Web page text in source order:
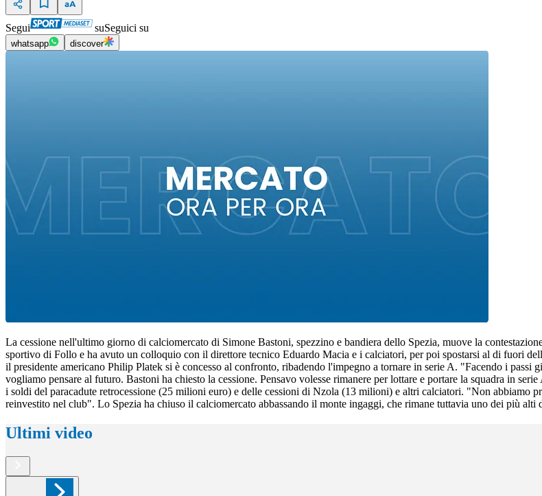
Segui suSeguici su
whatsapp discover
La cessione nell'ultimo giorno di calciomercato di Simone Bastoni, spezzino e bandiera dello Spezia, muove la
sportivo di Follo e ha avuto un colloquio con il direttore tecnico Eduardo Macia e i calciatori, per poi spostarsi al di fuori
il presidente americano Philip Platek si è concesso al confronto, ribadendo l'impegno a tornare in serie A. "Facendo i passi
vogliamo pensare al futuro. Bastoni ha chiesto la cessione. Pensavo volesse rimanere per lottare e portare la squadra in
i soldi del paracadute retrocessione (25 milioni euro) e delle cessioni di Nzola (13 milioni) e altri calciatori. "Non abbiamo
reinvestito nel club". Lo Spezia ha chiuso il calciomercato abbassando il monte ingaggi, che rimane tuttavia uno dei più alti
Ultimi video